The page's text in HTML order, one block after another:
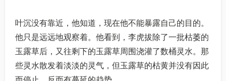
叶沉没有靠近，他知道，现在他不能暴露自己的目的。
他只是远远地观察着。他看到，李虎拔除了一批枯萎的
玉露草后，又往剩下的玉露草周围浇灌了数桶灵水。那
些灵水散发着淡淡的灵气，但玉露草的枯黄并没有因此